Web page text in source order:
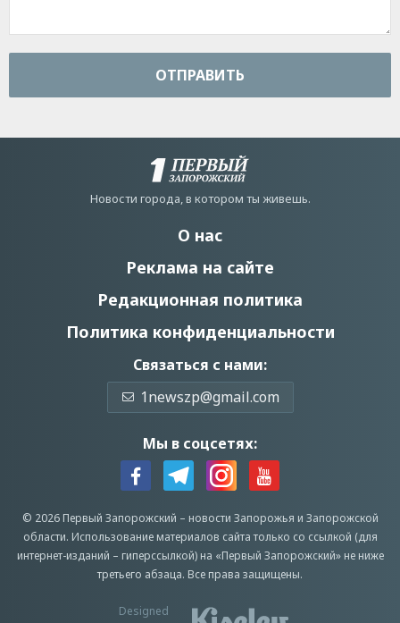
ОТПРАВИТЬ
Новости города, в котором ты живешь.
О нас
Реклама на сайте
Редакционная политика
Политика конфиденциальности
Связаться с нами:
1newszp@gmail.com
Мы в соцсетях:
© 2026 Первый Запорожский – новости Запорожья и Запорожской
области. Использование материалов сайта только со ссылкой (для
интернет-изданий – гиперссылкой) на «Первый Запорожский» не ниже
третьего абзаца. Все права защищены.
Designed